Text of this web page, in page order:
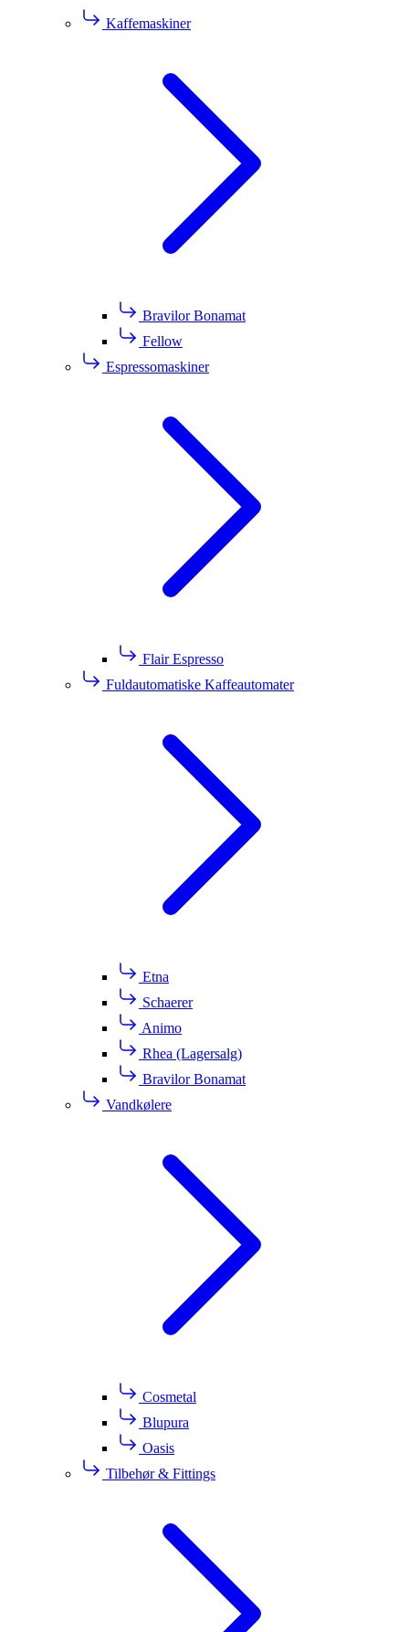
Kaffemaskiner
Bravilor Bonamat
Fellow
Espressomaskiner
Flair Espresso
Fuldautomatiske Kaffeautomater
Etna
Schaerer
Animo
Rhea (Lagersalg)
Bravilor Bonamat
Vandkølere
Cosmetal
Blupura
Oasis
Tilbehør & Fittings